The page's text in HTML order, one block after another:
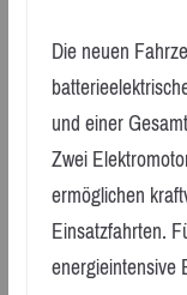
Die neuen
und einer
Zwei
ermöglichen
Einsatzfahrten.
energieintensive